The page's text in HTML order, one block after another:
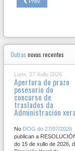
Outras novas recentes
Luns, 27 Xullo 2026
Apertura do prazo
posesorio do
concurso de
traslados da
Administración
No DOG do 27/07/2026
publican a
do 15 de xullo de 2026,